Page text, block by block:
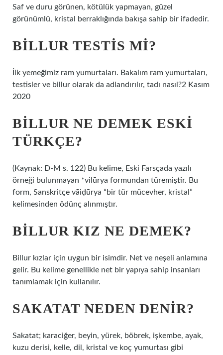
Saf ve duru görünen, kötülük yapmayan, güzel
görünümlü, kristal berraklığında bakışa sahip bir ifadedir.
BILLUR TESTIS MI?
İlk yemeğimiz ram yumurtaları. Bakalım ram yumurtaları,
testisler ve billur olarak da adlandırılır, tadı nasıl?2 Kasım
2020
BILLUR NE DEMEK ESKI
TÜRKÇE?
(Kaynak: D-M s. 122) Bu kelime, Eski Farsçada yazılı
örneği bulunmayan *vilūrya formundan türemiştir. Bu
form, Sanskritçe vāiḍūrya “bir tür mücevher, kristal”
kelimesinden ödünç alınmıştır.
BILLUR KIZ NE DEMEK?
Billur kızlar için uygun bir isimdir. Net ve neşeli anlamına
gelir. Bu kelime genellikle net bir yapıya sahip insanları
tanımlamak için kullanılır.
SAKATAT NEDEN DENIR?
Sakatat; karaciğer, beyin, yürek, böbrek, işkembe, ayak,
kuzu derisi, kelle, dil, kristal ve koç yumurtası gibi